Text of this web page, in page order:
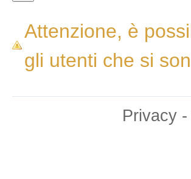
Attenzione, è
gli utenti che si
Privacy -